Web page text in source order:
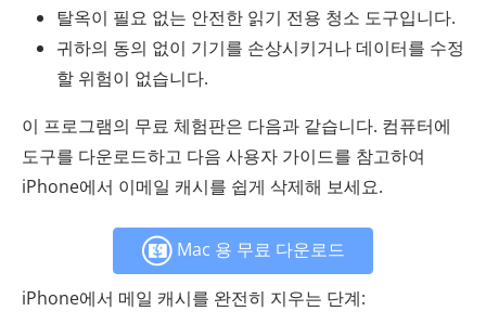
탈옥이 필요 없는 안전한 읽기 전용 청소 도구입니다.
귀하의 동의 없이 기기를 손상시키거나 데이터를 수정
할 위험이 없습니다.
이 프로그램의 무료 체험판은 다음과 같습니다. 컴퓨터에
도구를 다운로드하고 다음 사용자 가이드를 참고하여
iPhone에서 이메일 캐시를 쉽게 삭제해 보세요.
Mac 용 무료 다운로드
iPhone에서 메일 캐시를 완전히 지우는 단계: